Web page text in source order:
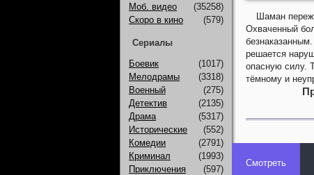
Шаман
Охваченный
решается
опасную силу.
тёмному и
Смотреть
Моб. видео
(35258)
Скоро в кино
(579)
Сериалы
Боевик
(1017)
Мелодрамы
(3318)
Военный
(275)
Детектив
(2135)
Драма
(5317)
Исторические
(552)
Комедии
(2791)
Криминал
(1993)
Приключения
(597)